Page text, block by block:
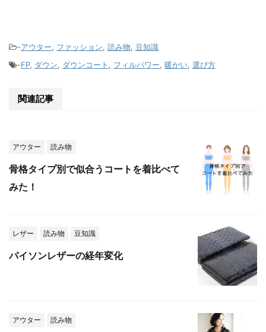
-アウター, ファッション, 読み物, 豆知識
-FP, ダウン, ダウンコート , フィルパワー, 暖かい, 選び方
関連記事
アウター 読み物
骨格タイプ別で似合うコートを着比べて
みた！
レザー 読み物 豆知識
パイソンレザーの経年変化
アウター 読み物